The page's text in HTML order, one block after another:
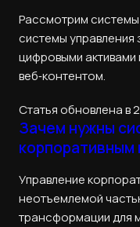
Рассмотрим
системы управления
цифровыми активами
веб‑контентом.
Статья обновлена в
Зачем нужны
корпоративным
Управление
неотъемлемой
трансформации для